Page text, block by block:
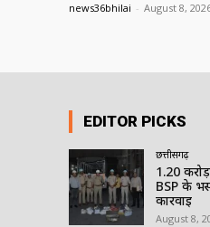
news36bhilai - August 8,
EDITOR PICKS
छत्तीसगढ़
1.20
BSP के
कार्रवाई
August 8,